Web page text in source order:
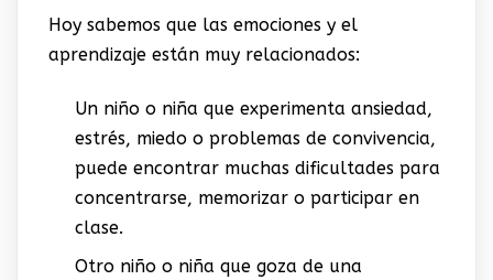
Hoy sabemos que las emociones y el
aprendizaje están muy relacionados:
Un niño o niña que experimenta ansiedad,
estrés, miedo o problemas de convivencia,
puede encontrar muchas dificultades para
concentrarse, memorizar o participar en
clase.
Otro niño o niña que goza de una